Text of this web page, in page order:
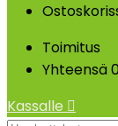
Toimitus
Yhteensä
Kassalle 